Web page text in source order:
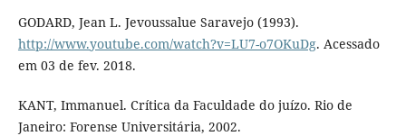
GODARD, Jean L. Jevoussalue Saravejo (1993).
http://www.youtube.com/watch?v=LU7-o7OKuDg. Acessado
em 03 de fev. 2018.
KANT, Immanuel. Crítica da Faculdade do juízo. Rio de
Janeiro: Forense Universitária, 2002.